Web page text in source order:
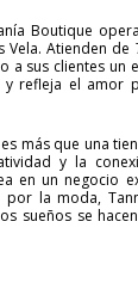
Boutique
Vela. Atienden
a sus clientes un
y refleja el amor
más que una
y la
en un negocio
la moda,
sueños se